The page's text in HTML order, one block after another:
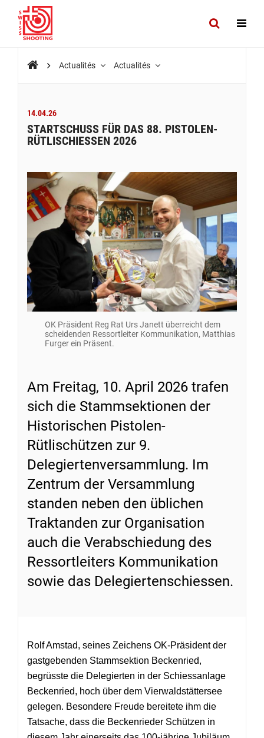
Actualités Actualités
14.04.26
STARTSCHUSS FÜR DAS 88. PISTOLEN-
RÜTLISCHIESSEN 2026
OK Präsident Reg Rat Urs Janett überreicht dem
scheidenden Ressortleiter Kommunikation, Matthias
Furger ein Präsent.
Am Freitag, 10. April 2026 trafen
sich die Stammsektionen der
Historischen Pistolen-
Rütlischützen zur 9.
Delegiertenversammlung. Im
Zentrum der Versammlung
standen neben den üblichen
Traktanden zur Organisation
auch die Verabschiedung des
Ressortleiters Kommunikation
sowie das Delegiertenschiessen.
Rolf Amstad, seines Zeichens OK-Präsident der
gastgebenden Stammsektion Beckenried,
begrüsste die Delegierten in der Schiessanlage
Beckenried, hoch über dem Vierwaldstättersee
gelegen. Besondere Freude bereitete ihm die
Tatsache, dass die Beckenrieder Schützen in